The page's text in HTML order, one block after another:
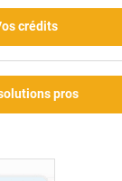
crédits
pros